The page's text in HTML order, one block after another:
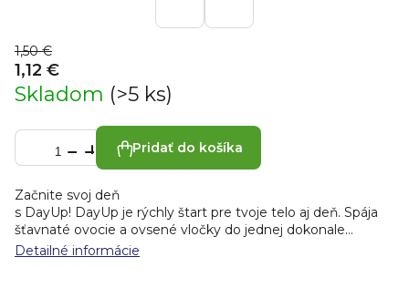
1,50 €
1,12 €
Skladom (>5 ks)
Pridať do košíka
Začnite svoj deň
s DayUp! DayUp je rýchly štart pre tvoje telo aj deň. Spája
šťavnaté ovocie a ovsené vločky do jednej dokonale
vyváženej porcie, ktorá zasýti, dodá energiu a chutí skvelo.
Detailné informácie